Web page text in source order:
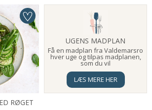
RØGET
UGENS MADPLAN
Få en madplan fra Valdemarsro
hver uge og tilpas madplanen,
som du vil
LÆS MERE HER